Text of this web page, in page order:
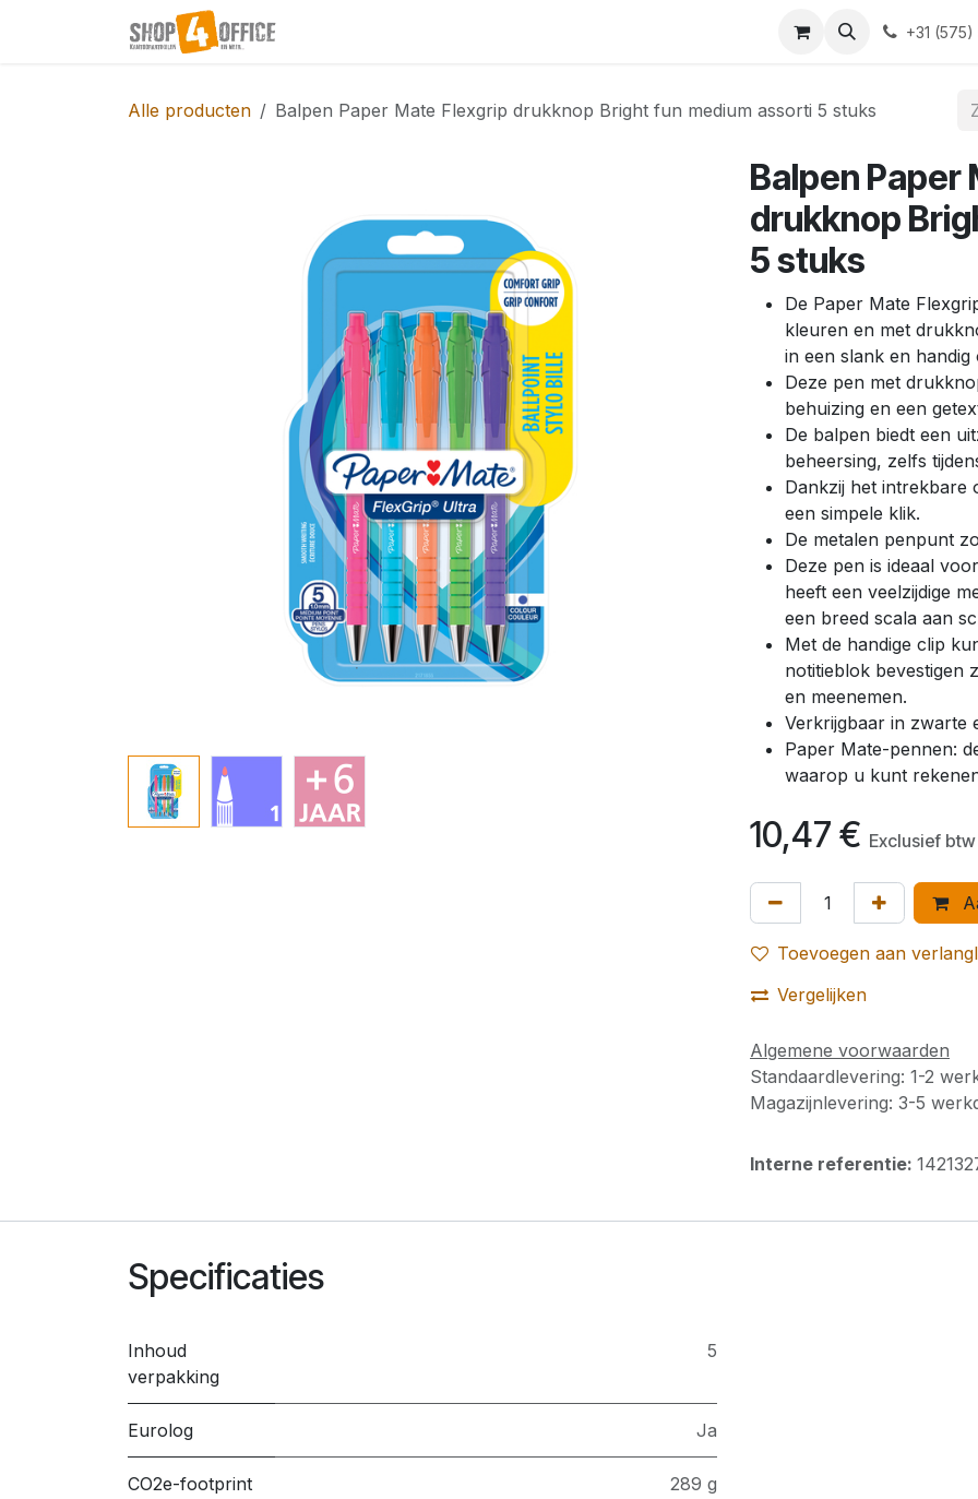
Overslaan naar inhoud
+31 (575)
Alle producten Balpen Paper Mate Flexgrip drukknop Bright fun medium assorti 5 stuks
Balpen Paper
drukknop
5 stuks
De Paper Mate
kleuren en met
in een slank en handig
Deze pen met
behuizing en een
De balpen biedt een
beheersing, zelfs
Dankzij het intrekbare
een simpele klik.
De metalen penpunt
Deze pen is ideaal
heeft een veelzijdige
een breed scala aan
Met de handige clip
notitieblok bevestigen
en meenemen.
Verkrijgbaar in zwarte
Paper Mate-pennen:
waarop u kunt
10,47 € Exclusief btw
Toevoegen aan
Vergelijken
Algemene voorwaarden
Standaardlevering: 1-2
Magazijnlevering: 3-5
Interne referentie:
Specificaties
Inhoud
verpakking
5
Eurolog Ja
CO2e-footprint 289 g